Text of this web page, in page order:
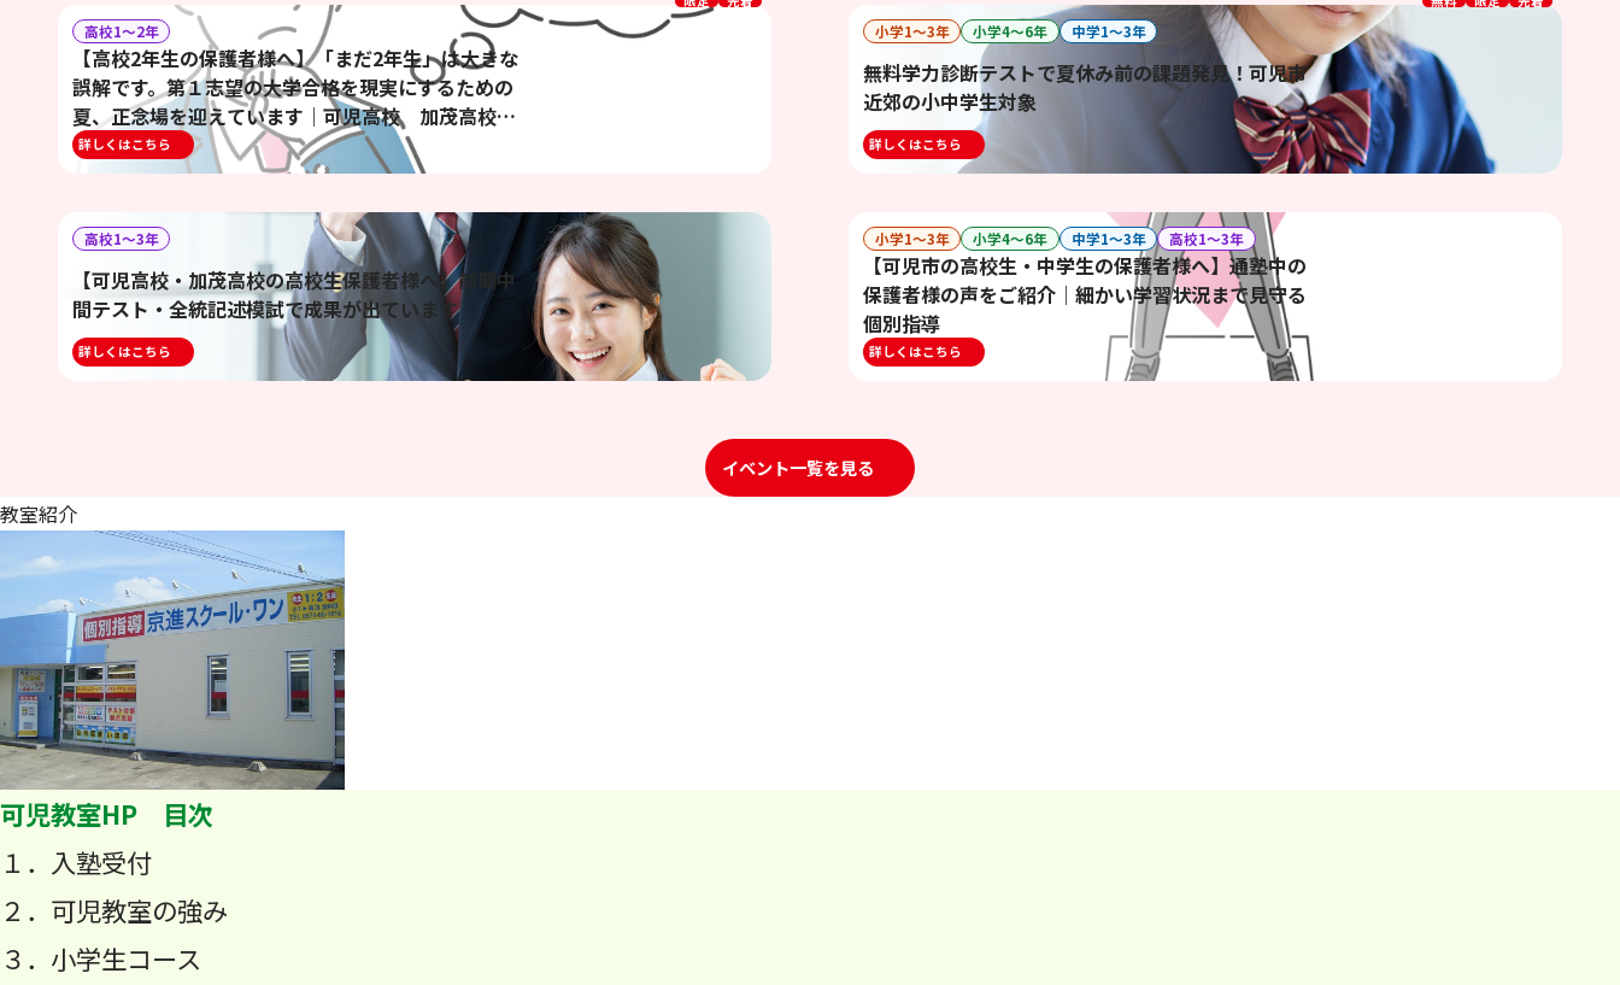
高校1〜2年
【高校2年生の保護者様へ】「まだ2年生」は大きな
誤解です。第１志望の大学合格を現実にするための
夏、正念場を迎えています｜可児高校 加茂高校
帝京大学可児高校 大学受験｜
詳しくはこちら
小学1〜3年 小学4〜6年 中学1〜3年
無料学力診断テストで夏休み前の課題発見！可児市
近郊の小中学生対象
詳しくはこちら
高校1〜3年
【可児高校・加茂高校の高校生保護者様へ】前期中
間テスト・全統記述模試で成果が出ています
詳しくはこちら
小学1〜3年 小学4〜6年 中学1〜3年 高校1〜3年
【可児市の高校生・中学生の保護者様へ】通塾中の
保護者様の声をご紹介｜細かい学習状況まで見守る
個別指導
詳しくはこちら
イベント一覧を見る
教室紹介
可児教室HP 目次
１．入塾受付
２．可児教室の強み
３．小学生コース